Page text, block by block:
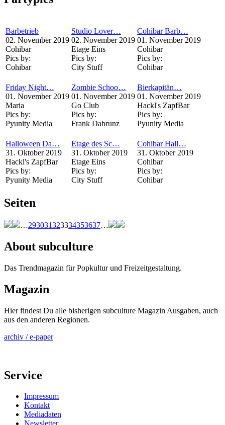
Barbetrieb
02. November 2019
Cohibar
Pics by:
Cohibar
Studio Lover…
02. November 2019
Etage Eins
Pics by:
City Stuff
Cohibar Barb…
01. November 2019
Cohibar
Pics by:
Cohibar
Friday Night…
01. November 2019
Maria
Pics by:
Pyunity Media
Zombie Schoo…
01. November 2019
Go Club
Pics by:
Frank Dabrunz
Bierkapitän…
01. November 2019
Hackl's ZapfBar
Pics by:
Pyunity Media
Halloween Da…
31. Oktober 2019
Hackl's ZapfBar
Pics by:
Pyunity Media
Etage des Sc…
31. Oktober 2019
Etage Eins
Pics by:
City Stuff
Cohibar Hall…
31. Oktober 2019
Cohibar
Pics by:
Cohibar
Seiten
…293031323334353637…
About subculture
Das Trendmagazin für Popkultur und Freizeitgestaltung.
Magazin
Hier findest Du alle bisherigen subculture Magazin Ausgaben, auch
aus den anderen Regionen.
archiv / e-paper
Service
Impressum
Kontakt
Mediadaten